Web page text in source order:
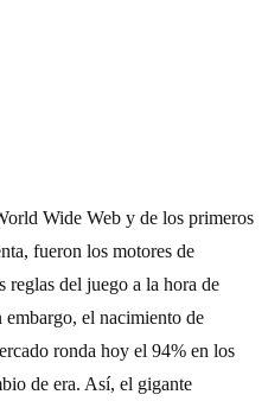
Wide Web y de los primeros
fueron los motores de
reglas del juego a la hora de
el nacimiento de
ronda hoy el 94% en los
de era. Así, el gigante